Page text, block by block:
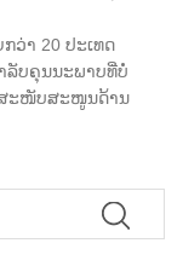
ວ່າ 20 ປະເທດ
ລັບຄຸນນະພາບທີ່ບໍ່
ສະໜັບສະໜູນດ້ານ